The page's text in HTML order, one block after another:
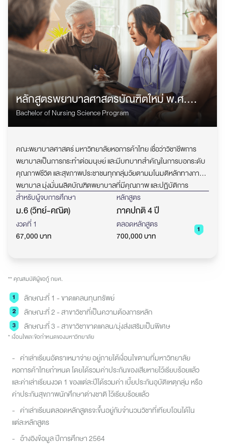
หลักสูตรพยาบาลศาสตรบัณฑิตใหม่ พ.ศ.
2568
Bachelor of Nursing Science Program
คณะพยาบาลศาสตร์ มหาวิทยาลัยหอการค้าไทย เชื่อว่าวิชาชีพการ
พยาบาลเป็นการกระทำต่อมนุษย์ และมีบทบาทสำคัญในการบอกระดับ
คุณภาพชีวิต และสุขภาพประชาชนทุกกลุ่มวัยตามมโนมติหลักทางการ
พยาบาล มุ่งมั่นผลิตบัณฑิตพยาบาลที่มีคุณภาพ และปฏิบัติการ
พยาบาลภายใต้จรรยาบรรณวิชาชีพ พัฒนาทักษะ การเรียนรู้เชิงรุก
ทักษะศตวรรษที่ 21 ทักษะการคิดวิเคราะห์อย่างเป็นระบบในการพัฒนา
นวัตกรรมทางการพยาบาล มีความโดดเด่นด้านสมรรถนะวิชาชีพการ
พยาบาล และสมรรถนะผู้ประกอบการ เชิงธุรกิจสุขภาพ การบริหาร
สำหรับผู้จบการศึกษา
ม.6 (วิทย์-คณิต)
หลักสูตร
ภาคปกติ 4 ปี
งวดที่ 1
67,000 บาท
ตลอดหลักสูตร
700,000 บาท
* เงื่อนไขและข้อกำหนดของมหาวิทยาลัย
- ค่าเล่าเรียนอัตราเหมาจ่าย อยู่ภายใต้เงื่อนไขตามที่มหาวิทยาลัย
หอการค้าไทยกำหนด โดยได้รวมค่าประกันของเสียหายไว้เรียบร้อยแล้ว
และค่าเล่าเรียนงวด 1 ของแต่ละปีได้รวมค่า เบี้ยประกันอุบัติเหตุกลุ่ม หรือ
ค่าประกันสุขภาพนักศึกษาต่างชาติ ไว้เรียบร้อยแล้ว
- ค่าเล่าเรียนตลอดหลักสูตรจะขึ้นอยู่กับจำนวนวิชาที่เทียบโอนได้ใน
แต่ละหลักสูตร
- อ้างอิงข้อมูล ปีการศึกษา 2564
** คุณสมบัติผู้ขอกู้ กยศ.
ลักษณะที่ 1 - ขาดแคลนทุนทรัพย์
ลักษณะที่ 2 - สาขาวิชาที่เป็นความต้องการหลัก
ลักษณะที่ 3 - สาขาวิชาขาดแคลน/มุ่งส่งเสริมเป็นพิเศษ